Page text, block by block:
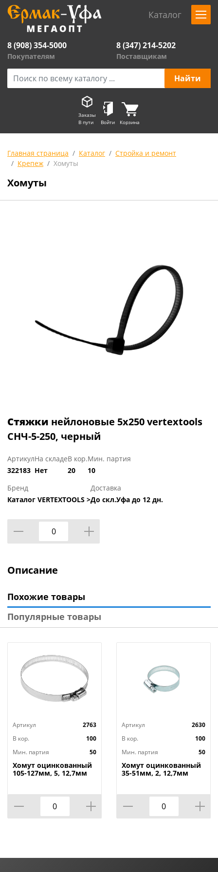
Каталог
8 (908) 354-5000
Покупателям
8 (347) 214-5202
Поставщикам
Заказы
В пути
Войти Корзина
Главная страница Каталог
Стройка и ремонт
Крепеж
Хомуты
Хомуты
Стяжки нейлоновые 5х250 vertextools
СНЧ-5-250, черный
Артикул
322183
На складе
Нет
В кор.
20
Мин. партия
10
Бренд
Каталог VERTEXTOOLS >
Доставка
До скл.Уфа до 12 дн.
Описание
Похожие товары
Популярные товары
Артикул
2763
В кор.
100
Мин. партия
50
Хомут оцинкованный
105-127мм, 5, 12,7мм
Артикул
2630
В кор.
100
Мин. партия
50
Хомут оцинкованный
35-51мм, 2, 12,7мм